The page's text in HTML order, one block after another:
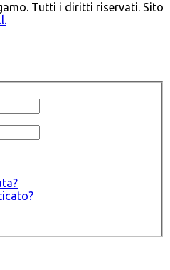
Tutti i diritti riservati. Sito